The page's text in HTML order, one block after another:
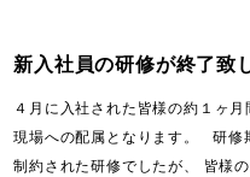
新入社員の研修が終了致
４月に入社された皆様の約１ヶ
現場への配属となります。 研修
制約された研修でしたが、 皆様